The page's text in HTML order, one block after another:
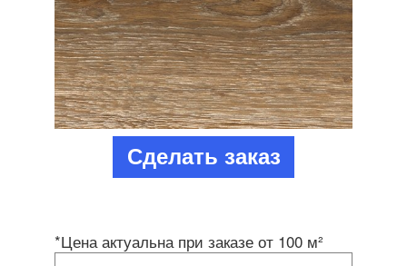
Сделать заказ
*Цена актуальна при заказе от 100 м²